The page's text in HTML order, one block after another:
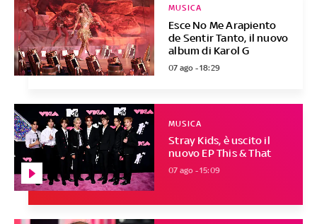
Esce No Me Arapiento
de Sentir Tanto, il nuovo
album di Karol G
MUSICA
07 ago - 18:29
Stray Kids, è uscito il
nuovo EP This & That
MUSICA
07 ago - 15:09